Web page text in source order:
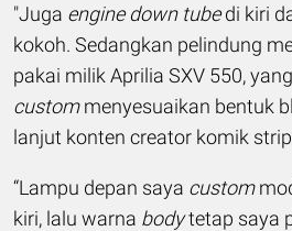
"Juga engine down tubedi kiri
kokoh. Sedangkan pelindung
pakai milik Aprilia SXV 550,
custommenyesuaikan bentuk
lanjut konten creator komik
“Lampu depan saya custom
kiri, lalu warna bodytetap saya